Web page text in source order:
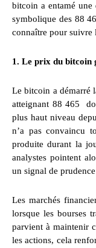
bitcoin a entamé une
symbolique des 88
connaître pour suivre
1. Le prix du bitcoin
Le bitcoin a démarré
atteignant 88 465
plus haut niveau
n’a pas convaincu
produite durant la
analystes pointent
un signal de
Les marchés
lorsque les bourses
parvient à maintenir
les actions, cela